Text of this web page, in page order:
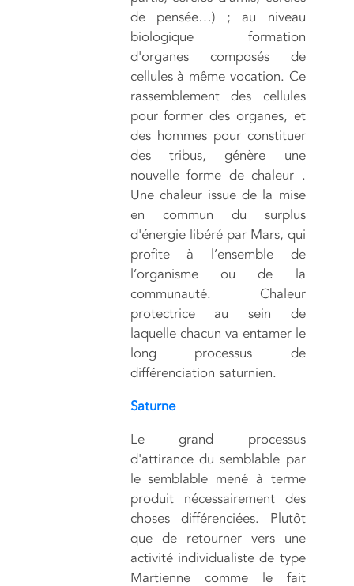
de pensée…) ; au niveau
biologique formation
d'organes composés de
cellules à même vocation. Ce
rassemblement des cellules
pour former des organes, et
des hommes pour constituer
des tribus, génère une
nouvelle forme de chaleur .
Une chaleur issue de la mise
en commun du surplus
d'énergie libéré par Mars, qui
profite à l’ensemble de
l’organisme ou de la
communauté. Chaleur
protectrice au sein de
laquelle chacun va entamer le
long processus de
différenciation saturnien.
Saturne
Le grand processus
d'attirance du semblable par
le semblable mené à terme
produit nécessairement des
choses différenciées. Plutôt
que de retourner vers une
activité individualiste de type
Martienne comme le fait